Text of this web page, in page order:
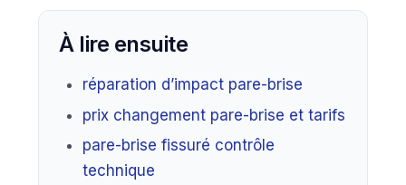
À lire ensuite
réparation d’impact pare-brise
prix changement pare-brise et tarifs
pare-brise fissuré contrôle
technique